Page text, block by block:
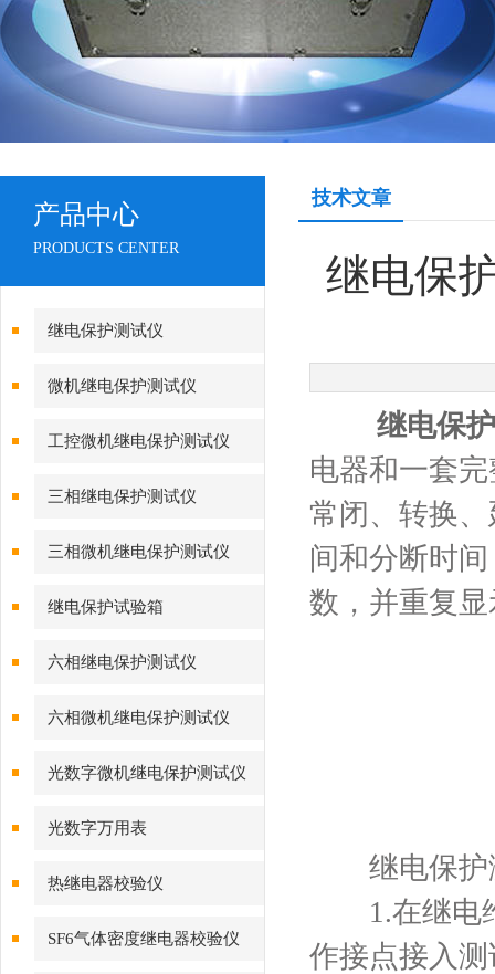
产品中心
PRODUCTS CENTER
继电保护测试仪
微机继电保护测试仪
工控微机继电保护测试仪
三相继电保护测试仪
三相微机继电保护测试仪
继电保护试验箱
六相继电保护测试仪
六相微机继电保护测试仪
光数字微机继电保护测试仪
光数字万用表
热继电器校验仪
SF6气体密度继电器校验仪
技术文章
继电保
继电保
电器和一套
常闭、转换
间和分断时
数，并重复
继电保护测
1.在继电维
作接点接入